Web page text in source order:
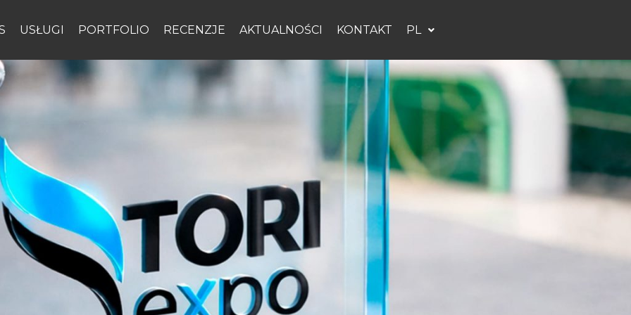
USŁUGI PORTFOLIO RECENZJE AKTUALNOŚCI KONTAKT PL